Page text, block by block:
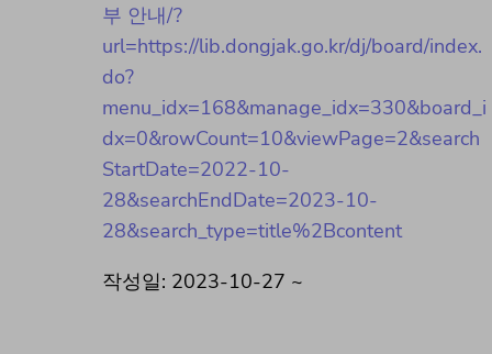
부 안내/?
url=https://lib.dongjak.go.kr/dj/board/index.
do?
menu_idx=168&manage_idx=330&board_i
dx=0&rowCount=10&viewPage=2&search
StartDate=2022-10-
28&searchEndDate=2023-10-
28&search_type=title%2Bcontent
작성일: 2023-10-27 ~